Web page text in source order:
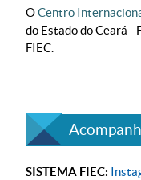
OCentro
do Estado do Ceará -
FIEC.
SISTEMA FIEC: